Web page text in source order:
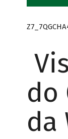
do
da